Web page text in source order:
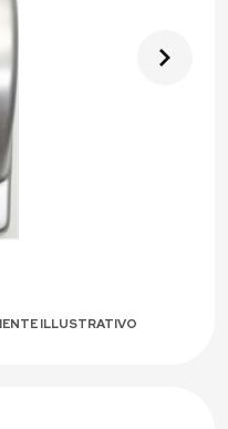
ILLUSTRATIVO